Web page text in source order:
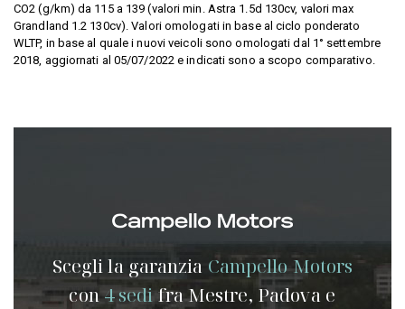
CO2 (g/km) da 115 a 139 (valori min. Astra 1.5d 130cv, valori max
Grandland 1.2 130cv). Valori omologati in base al ciclo ponderato
WLTP, in base al quale i nuovi veicoli sono omologati dal 1° settembre
2018, aggiornati al 05/07/2022 e indicati sono a scopo comparativo.
Scegli la garanzia Campello Motors
con4 sedifra Mestre, Padova e